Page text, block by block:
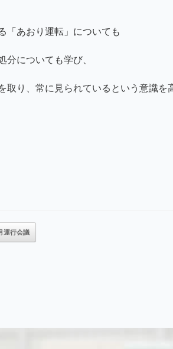
「あおり運転」についても
についても学び、
取り、常に見られているという意識
行会議